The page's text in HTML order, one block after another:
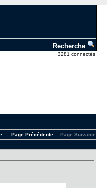
Recherche
3281 connectés
Page Suivante
Page Précédente